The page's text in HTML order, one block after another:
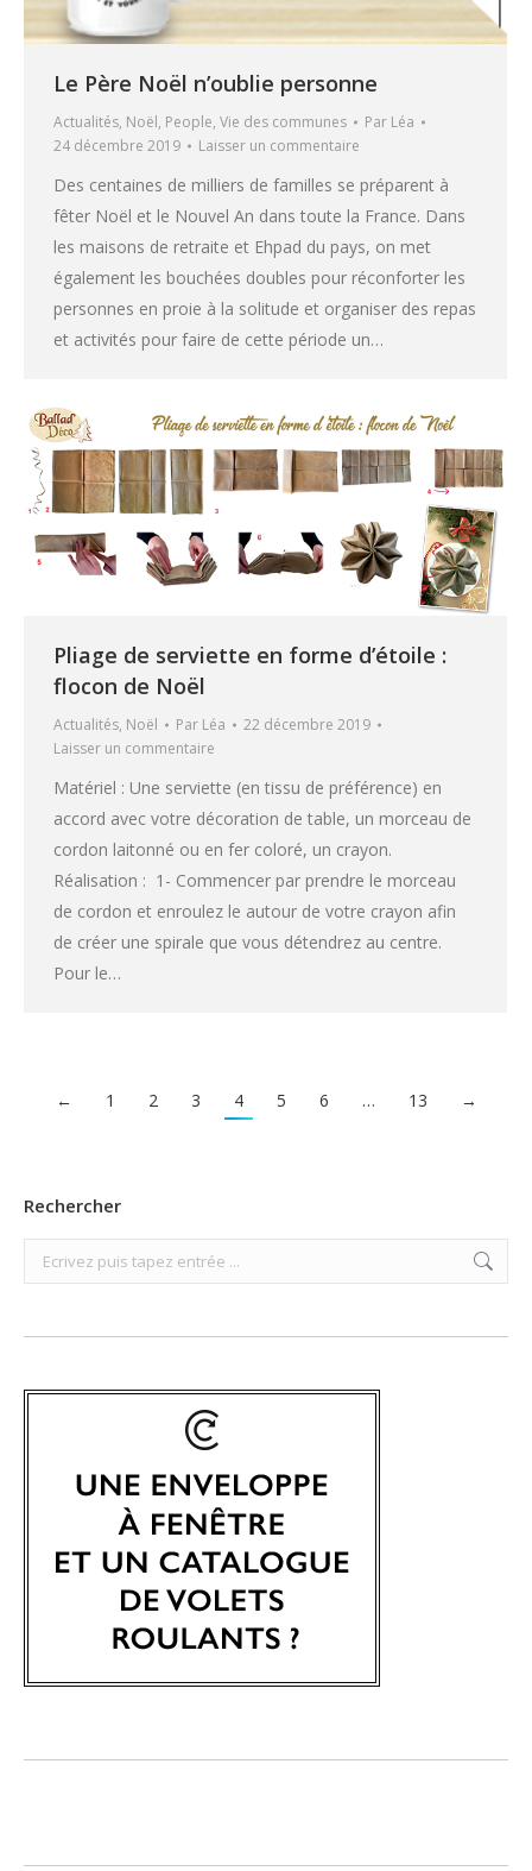
Le Père Noël n’oublie personne
Actualités, Noël, People, Vie des communes Par Léa
24 décembre 2019
Laisser un commentaire
Des centaines de milliers de familles se préparent à
fêter Noël et le Nouvel An dans toute la France. Dans
les maisons de retraite et Ehpad du pays, on met
également les bouchées doubles pour réconforter les
personnes en proie à la solitude et organiser des repas
et activités pour faire de cette période un…
Pliage de serviette en forme d’étoile :
flocon de Noël
Actualités, Noël Par Léa
22 décembre 2019
Laisser un commentaire
Matériel : Une serviette (en tissu de préférence) en
accord avec votre décoration de table, un morceau de
cordon laitonné ou en fer coloré, un crayon.
Réalisation : 1- Commencer par prendre le morceau
de cordon et enroulez le autour de votre crayon afin
de créer une spirale que vous détendrez au centre.
Pour le…
← 1 2 3 4 5 6 … 13 →
Rechercher
Search: